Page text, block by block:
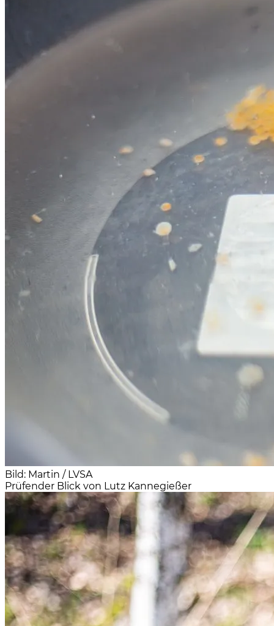
Bild: Martin / LVSA
Prüfender Blick von Lutz Kannegießer